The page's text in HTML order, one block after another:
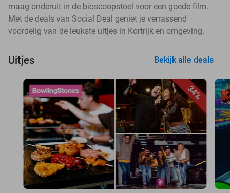
maag onderuit in de bioscoopstoel voor een goede film.
Met de deals van Social Deal geniet je verrassend
voordelig van de leukste uitjes in Kortrijk en omgeving.
Uitjes Bekijk alle deals
34%